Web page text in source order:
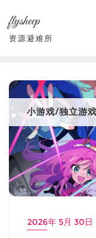
content
flysheep
资源避难所
小游戏/独立游戏
2026年 5月 30日